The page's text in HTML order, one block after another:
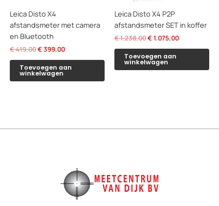
Leica Disto X4
afstandsmeter met camera
en Bluetooth
€419,00Oorspronkelijke
was:
€ 419,00.
€ 399,00Huidige
is:
Toevoegen aan
winkelwagen
Leica Disto X4 P2P
afstandsmeter SET in koffer
€1.238,00Oorspronkelijke
was:
€ 1.238,00.
€ 1.075,00Huidige
Toevoegen aan
winkelwagen